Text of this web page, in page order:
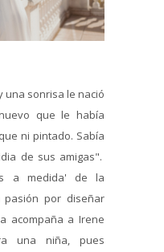
una sonrisa le nació
que le había
ni pintado. Sabía
de sus amigas".
a medida' de la
pasión por diseñar
acompaña a Irene
una niña, pues